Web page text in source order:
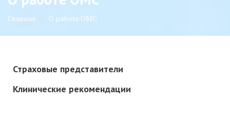
Главная О работе ОМС
Страховые представители
Клинические рекомендации